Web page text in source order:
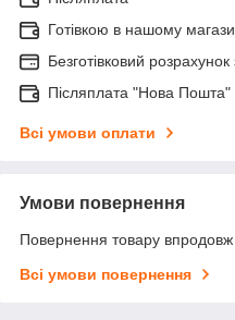
Готівкою в нашому
Безготівковий
Післяплата "Нова Пошта"
Всі умови оплати
Умови повернення
Повернення товару впродовж
Всі умови повернення